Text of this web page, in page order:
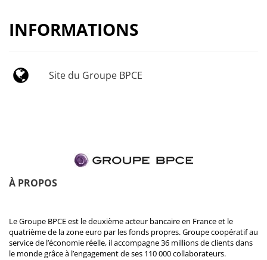
INFORMATIONS
Site du Groupe BPCE
À PROPOS
Le Groupe BPCE est le deuxième acteur bancaire en France et le
quatrième de la zone euro par les fonds propres. Groupe coopératif au
service de l’économie réelle, il accompagne 36 millions de clients dans
le monde grâce à l’engagement de ses 110 000 collaborateurs.